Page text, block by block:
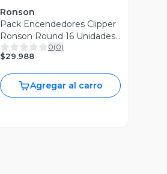
Ronson
Pack Encendedores Clipper
Ronson Round 16 Unidades
Surtido
0(0)
$29.988
Agregar al carro